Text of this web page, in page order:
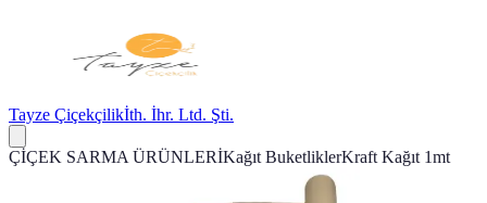
Tayze Çiçekçilikİth. İhr. Ltd. Şti.
ÇİÇEK SARMA ÜRÜNLERİKağıt BuketliklerKraft Kağıt 1mt